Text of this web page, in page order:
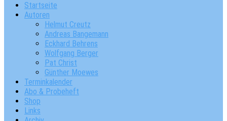
Startseite
Autoren
Helmut Creutz
Andreas Bangemann
Eckhard Behrens
Wolfgang Berger
Pat Christ
Günther Moewes
Terminkalender
Abo & Probeheft
Shop
Links